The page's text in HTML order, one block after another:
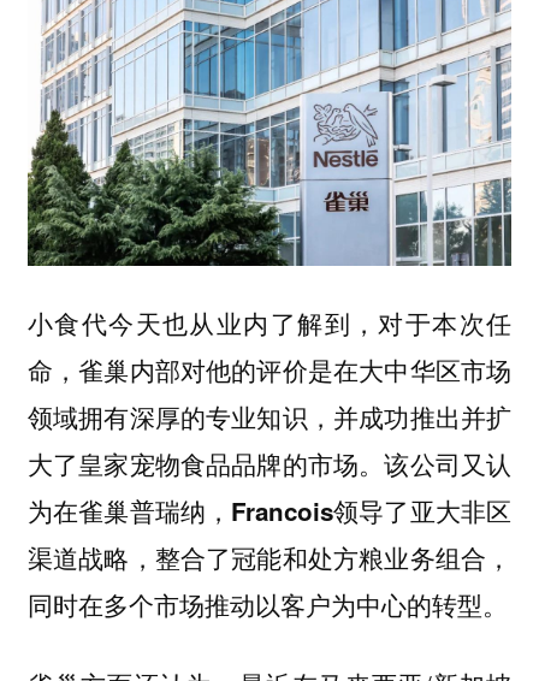
小食代今天也从业内了解到，对于本次任
命，雀巢内部对他的评价是在大中华区市场
领域拥有深厚的专业知识，并成功推出并扩
大了皇家宠物食品品牌的市场。该公司又认
为在雀巢普瑞纳，Francois领导了亚大非区
渠道战略，整合了冠能和处方粮业务组合，
同时在多个市场推动以客户为中心的转型。